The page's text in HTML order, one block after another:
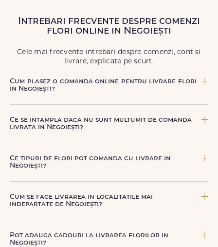
Livrăm buchete de florichiar și în weekend, pentru ca tu
să poți adresa un gest frumos atunci când ai nevoie.
Intrebari frecvente despre comenzi
flori online in Negoiești
Cele mai frecvente intrebari despre comenzi, cont si
livrare, explicate pe scurt.
Cum plasez o comanda online pentru livrare flori
in Negoiești?
produsul dorit, data si intervalul de livrare si adresa din
Negoiești. sau poti plasa comanda telefonic, la nr. +40 722
Ce se intampla daca nu sunt multumit de comanda
livrata in Negoiești?
astfel incat poti comanda fara griji.
Ce tipuri de flori pot comanda cu livrare in
Negoiești?
aniversari, onomastici, sarbatori, evenimente speciale sau
gesturi spontane, toate create din flori naturale proaspete.
Cum se face livrarea in localitatile mai
indepartate de Negoiești?
nostri dedicati sau ai optiunea de livrare la cutie, prin
firma de curierat, cu un cost mai avantajos si ambalare
Pot adauga cadouri la livrarea florilor in
Negoiești?